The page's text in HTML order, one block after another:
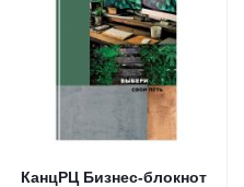
КанцРЦ Бизнес-блокнот